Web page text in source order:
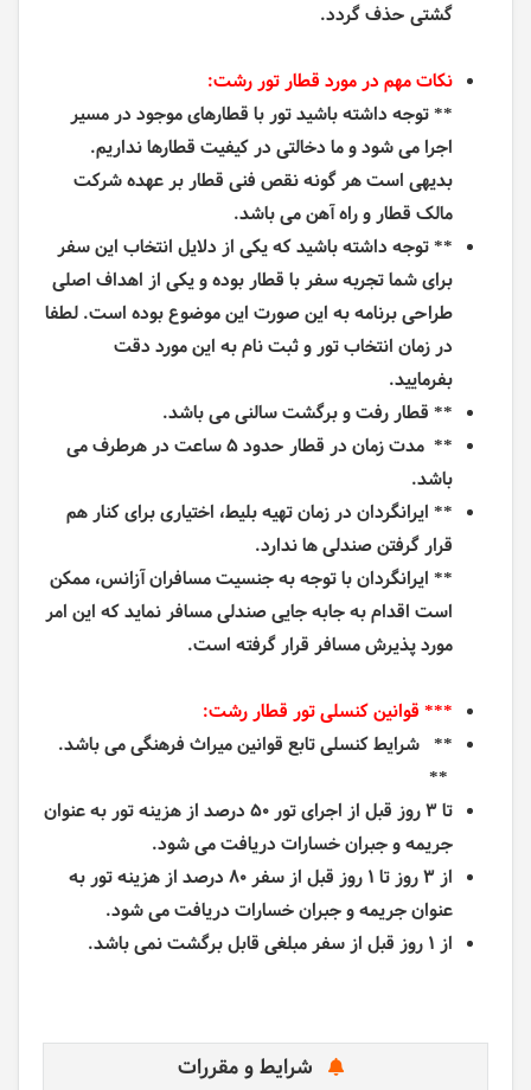
گشتی حذف گردد.
نکات مهم در مورد قطار تور رشت:
** توجه داشته باشید تور با قطارهای موجود در مسیر
اجرا می شود و ما دخالتی در کیفیت قطارها نداریم.
بدیهی است هر گونه نقص فنی قطار بر عهده شرکت
مالک قطار و راه آهن می باشد.
** توجه داشته باشید که یکی از دلایل انتخاب این سفر
برای شما تجربه سفر با قطار بوده و یکی از اهداف اصلی
طراحی برنامه به این صورت این موضوع بوده است. لطفا
در زمان انتخاب تور و ثبت نام به این مورد دقت
بفرمایید.
** قطار رفت و برگشت سالنی می باشد.
** مدت زمان در قطار حدود 5 ساعت در هرطرف می
باشد.
** ایرانگردان در زمان تهیه بلیط، اختیاری برای کنار هم
قرار گرفتن صندلی ها ندارد.
** ایرانگردان با توجه به جنسیت مسافران آزانس، ممکن
است اقدام به جابه جایی صندلی مسافر نماید که این امر
مورد پذیرش مسافر قرار گرفته است.
*** قوانین کنسلی تور قطار رشت:
** شرایط کنسلی تابع قوانین میراث فرهنگی می باشد.
**
تا ۳ روز قبل از اجرای
تور توربه عنوان
جریمه و جبران خسارات دریافت می شود.
از ۳ روز تا ۱ روز قبل از سفر ۸۰ درصد از هزینه
توربه
عنوان جریمه و جبران خسارات دریافت می شود.
از ۱ روز قبل از سفر مبلغی قابل برگشت نمی باشد.
شرایط و مقررات